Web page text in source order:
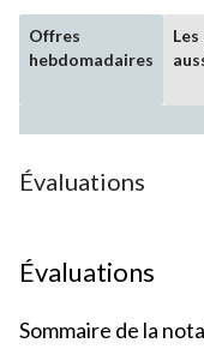
Offres
hebdomadaires
Évaluations
Évaluations
Sommaire de la